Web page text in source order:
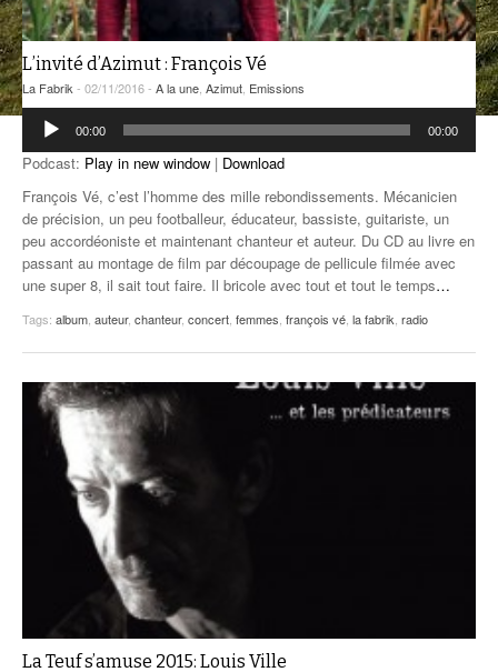
ANCIENNES ÉMISSIONS
L’invité d’Azimut : François Vé
La Fabrik - 02/11/2016 - A la une Azimut Emissions
Lecteur
audio
00:00 00:00
Podcast: Play in new window | Download
François Vé, c’est l’homme des mille rebondissements. Mécanicien
de précision, un peu footballeur, éducateur, bassiste, guitariste, un
peu accordéoniste et maintenant chanteur et auteur. Du CD au livre en
passant au montage de film par découpage de pellicule filmée avec
une super 8, il sait tout faire. Il bricole avec tout et tout le temps…
Tags: album auteur, chanteur, concert femmes françois vé la fabrik radio
La Teuf s’amuse 2015: Louis Ville